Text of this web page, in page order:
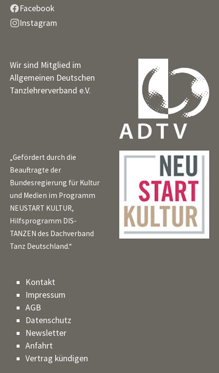
Facebook
Instagram
Wir sind Mitglied im
Allgemeinen Deutschen
Tanzlehrerverband e.V.
„Gefördert durch die
Beauftragte der
Bundesregierung für Kultur
und Medien im Programm
NEUSTART KULTUR,
Hilfsprogramm DIS-
TANZEN des Dachverband
Tanz Deutschland.“
Kontakt
Impressum
AGB
Datenschutz
Newsletter
Anfahrt
Vertrag kündigen